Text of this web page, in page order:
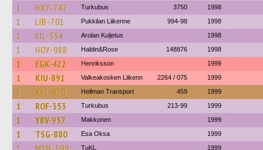
1 HXY-747 Turkubus 3750 1998
1 LIB-701 Pukkilan Liikenne 994-98 1998
1 RIL-354 Arolan Kuljetus 1998
1 HOY-988 Haldin&Rose 148876 1998
1 EGK-422 Henriksson 1999
1 KIU-891 Valkeakosken Liikenn 2264 / 075 1999
1 XKI-970 Hellman Transport 459 1999
1 ROF-353 Turkubus 213-99 1999
1 YBV-957 Makkonen 1999
1 TSG-880 Esa Oksa 1999
TuKL 1999